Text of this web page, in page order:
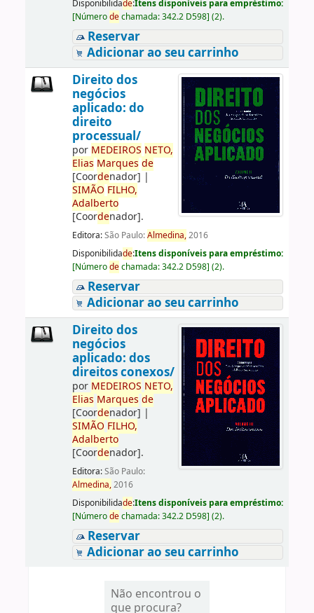
Disponibilidade:Itens disponíveis para empréstimo:
[Númerodechamada:342.2 D598] (2).
Reservar
Adicionar ao seu carrinho
Direito dos
negócios
aplicado: do
direito
processual/
por MEDEIROS NETO,
Elias Marques de
[Coordenador] |
SIMÃO FILHO,
Adalberto
[Coordenador].
Editora:São Paulo:Almedina,2016
Disponibilidade:Itens disponíveis para empréstimo:
[Númerodechamada:342.2 D598] (2).
Reservar
Adicionar ao seu carrinho
Direito dos
negócios
aplicado: dos
direitos conexos/
por MEDEIROS NETO,
Elias Marques de
[Coordenador] |
SIMÃO FILHO,
Adalberto
[Coordenador].
Editora:São Paulo:
Almedina,2016
Disponibilidade:Itens disponíveis para empréstimo:
[Númerodechamada:342.2 D598] (2).
Reservar
Adicionar ao seu carrinho
Não encontrou o
que procura?